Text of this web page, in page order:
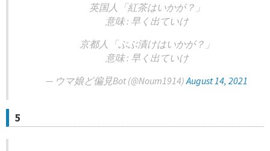
英国人「紅茶はいかが？」
意味 : 早く出ていけ
京都人「ぶぶ漬けはいかが？」
意味 : 早く出ていけ
— ウマ娘ど偏見Bot (@Noum1914)August 14, 2021
5